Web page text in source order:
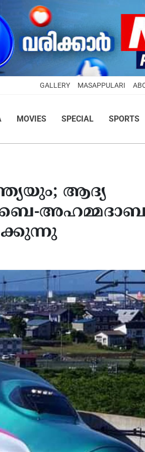
GALLERY MASAPPULARI
MOVIES SPECIAL SPORTS
ആദ്യ
യു.എസ്
മിഡിൽ ഈസ്റ്റ്
വിപണിയിൽ എണ്ണവില
ഉയരുന്നു; ബ്രെൻ്റ് ക്രൂഡിന്
ശതമാനം വർദ്ധനവ്